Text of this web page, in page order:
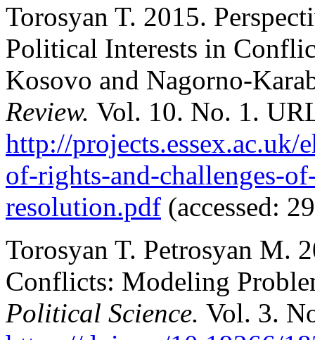
Torosyan T. 2015.
Political Interests in
Kosovo and Nagorno-
Review. Vol. 10. No. 1.
http://projects.essex.ac.uk/
of-rights-and-challenges-
resolution.pdf (accessed:
Torosyan T. Petrosyan M.
Conflicts: Modeling
Political Science. Vol. 3.